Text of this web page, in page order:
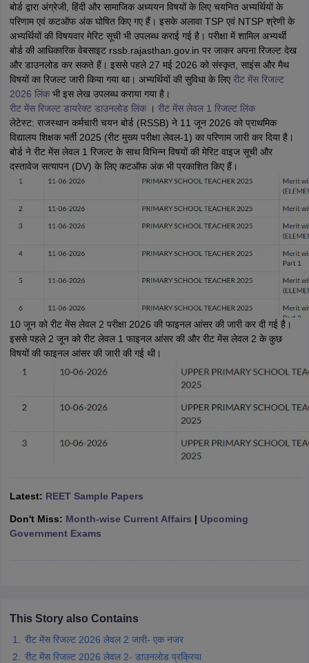
Exam Dates
Exam Dates
IBPS Clerk Exam Dates
IBPS RRB Exam Dates
Constable Cutoff
SSC GD Constable SyllabusSSC GD Constable
RRB NTPC Exam pattern
RRB NTPC Answer key
UPTET Question Papers
NET Exam PatternUGC NET Question Papers
बोर्ड द्वारा अंग्रेजी, हिंदी और सामाजिक अध्ययन विषयों के लिए चयनित अभ्यर्थियों के
परिणाम एवं कटऑफ अंक घोषित किए गए हैं। इसके अलावा TSP एवं NTSP श्रेणी के
अभ्यर्थियों की विषयवार मेरिट सूची भी उपलब्ध कराई गई है। परीक्षा में शामिल अभ्यर्थी
बोर्ड की आधिकारिक वेबसाइट rssb.rajasthan.gov.in पर जाकर अपना रिजल्ट देख
और डाउनलोड कर सकते हैं। इससे पहले 27 मई 2026 को संस्कृत, साइंस और मैथ
विषयों का रिजल्ट जारी किया गया था। अभ्यर्थियों की सुविधा के लिए रीट मेंस रिजल्ट
2026 लिंकभी इस लेख उपलब्ध कराया गया है।
रीट मेंस रिजल्ट डायरेक्ट डाउनलोड लिंक। रीट मेंस लेवल 1 रिजल्ट लिंक
लेटेस्ट: राजस्थान कर्मचारी चयन बोर्ड (RSSB) ने 11 जून 2026 को प्राथमिक
विद्यालय शिक्षक भर्ती 2025 (रीट मुख्य परीक्षा लेवल-1) का परिणाम जारी कर दिया है।
बोर्ड ने रीट मेंस लेवल 1 रिजल्ट के साथ विभिन्न विषयों की मेरिट वाइज सूची और
दस्तावेज सत्यापन (DV) के लिए कटऑफ अंक भी प्रकाशित किए हैं।
10 जून को रीट मेंस लेवल 2 परीक्षा 2026 की फाइनल आंसर की जारी कर दी गई है।
इससे पहले 2 जून को रीट लेवल 1 फाइनल आंसर की और रीट मेंस लेवल 2 के कुछ
विषयों की फाइनल आंसर की जारी की गई थी।
Latest: REET Sample Papers
Don't Miss: Month-wise Current Affairs | Upcoming
Government Exams
This Story also Contains
रीट मेंस रिजल्ट 2026 लेवल 2 जारी- एक नजर
रीट मेंस रिजल्ट 2026 लेवल 2- डाउनलोड प्रक्रिया